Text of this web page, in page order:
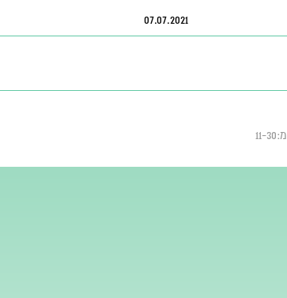
07.07.2021